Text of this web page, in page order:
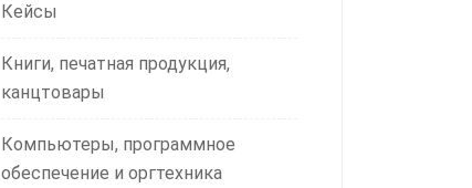
Кейсы
Книги, печатная продукция,
канцтовары
Компьютеры, программное
обеспечение и оргтехника